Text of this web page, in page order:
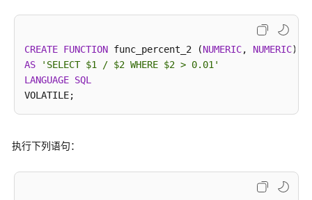
句
出
错
动
CREATE FUNCTION func_percent_2 (NUMERIC, NUMERIC)
AS
'SELECT $1 / $2 WHERE $2 > 0.01'
LANGUAGE SQL
执行下列语句：